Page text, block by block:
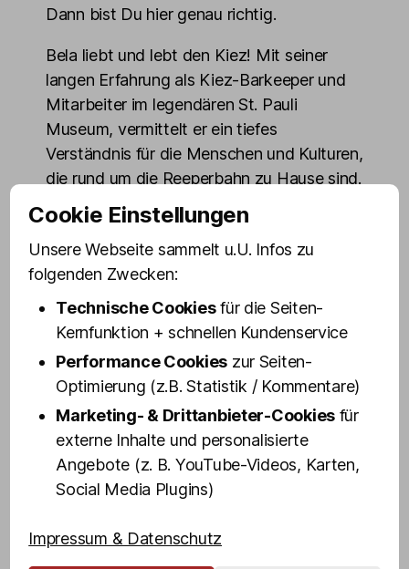
Dann bist Du hier genau richtig.
Bela liebt und lebt den Kiez! Mit seiner
langen Erfahrung als Kiez-Barkeeper und
Mitarbeiter im legendären St. Pauli
Museum, vermittelt er ein tiefes
Verständnis für die Menschen und Kulturen,
die rund um die Reeperbahn zu Hause sind.
Für Bela ist St. Pauli nicht nur ein Stadtteil,
sondern eine Familie. Hier kennt jeder
jeden, und selbst wenn es mal Reibungen
großgeschrieben. Die Vielfalt der Kulturen
und Lebensweisen schätzt er besonders,
denn auf St. Pauli geht es vor allem um
Selbstentfaltung und Toleranz.
Erlebe den Kiez mit Bela echt, authentisch
und ungeschminkt. Entdecke die
dunkelsten Ecken, mörderischsten
abseits ausgetretener Touristenpfade.
Cookie Einstellungen
Unsere Webseite sammelt u.U. Infos zu
folgenden Zwecken:
Technische Cookiesfür die Seiten-
Kernfunktion + schnellen Kundenservice
Performance Cookies zur Seiten-
Optimierung (z.B. Statistik / Kommentare)
Marketing- & Drittanbieter-Cookies für
externe Inhalte und personalisierte
Angebote (z. B. YouTube-Videos, Karten,
Social Media Plugins)
Impressum & Datenschutz